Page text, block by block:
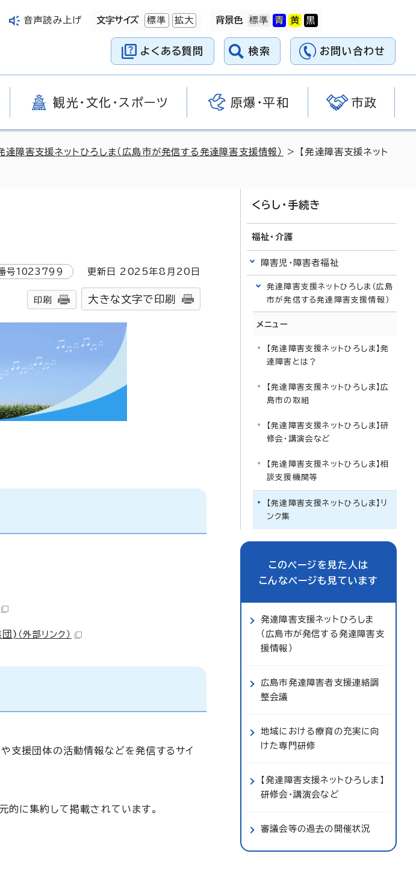
音声読み上げ 文字サイズ 標準 拡大 背景色
よくある質問 検索 お問い合わせ
観光・文化・スポーツ 原爆・平和 市政
達障害支援ネットひろしま（広島市が発信する発達障害支援情報）
> 【発達障害支援ネット
号1023799 更新日 2025年8月 20 日
印刷 大きな文字で印刷
団) （外部リンク）
支援団体の活動情報などを発信するサイ
的に集約して掲載されています。
くらし・手続き
福祉・介護
障害児・障害者福祉
発達障害支援ネットひろしま（広島
市が発信する発達障害支援情報）
メニュー
【発達障害支援ネットひろしま】発
達障害とは？
【発達障害支援ネットひろしま】広
島市の取組
【発達障害支援ネットひろしま】研
修会・講演会など
【発達障害支援ネットひろしま】相
談支援機関等
【発達障害支援ネットひろしま】リ
ンク集
このページを見た人は
こんなページも見ています
発達障害支援ネットひろしま
（広島市が発信する発達障害支
援情報）
広島市発達障害者支援連絡調
整会議
地域における療育の充実に向
けた専門研修
【発達障害支援ネットひろしま】
研修会・講演会など
審議会等の過去の開催状況